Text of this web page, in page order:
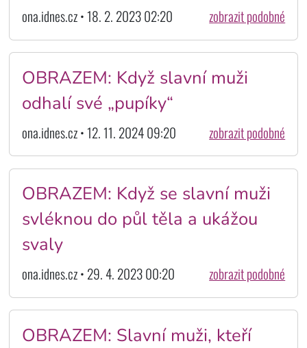
ona.idnes.cz • 18. 2. 2023 02:20 zobrazit podobné
OBRAZEM: Když slavní muži
odhalí své „pupíky“
ona.idnes.cz • 12. 11. 2024 09:20 zobrazit podobné
OBRAZEM: Když se slavní muži
svléknou do půl těla a ukážou
svaly
ona.idnes.cz • 29. 4. 2023 00:20 zobrazit podobné
OBRAZEM: Slavní muži, kteří